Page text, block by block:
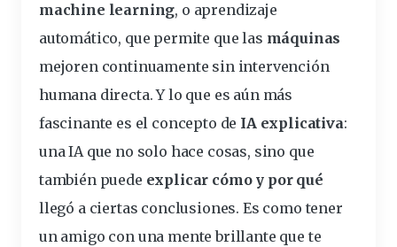
machine learning, o aprendizaje
automático, que permite que las máquinas
mejoren continuamente sin intervención
humana directa. Y lo que es aún más
fascinante es el concepto de IA explicativa:
una IA que no solo hace cosas, sino que
también puede explicar cómo y por qué
llegó a ciertas conclusiones. Es como tener
un amigo con una mente brillante que te